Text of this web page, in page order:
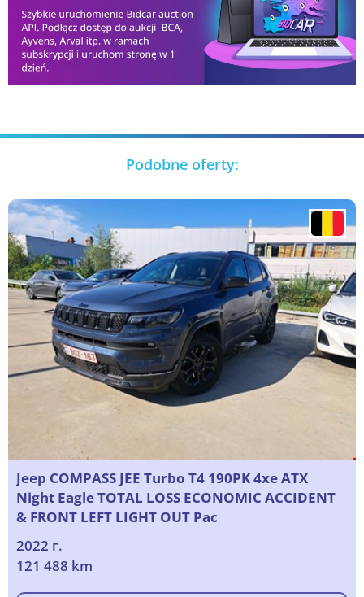
Podobne oferty:
Jeep COMPASS JEE Turbo T4 190PK 4xe ATX
Night Eagle TOTAL LOSS ECONOMIC ACCIDENT
& FRONT LEFT LIGHT OUT Pac
2022 г.
121 488 km